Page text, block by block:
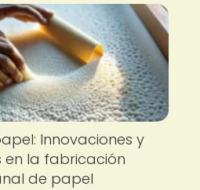
Innovaciones y
en la fabricación
de papel